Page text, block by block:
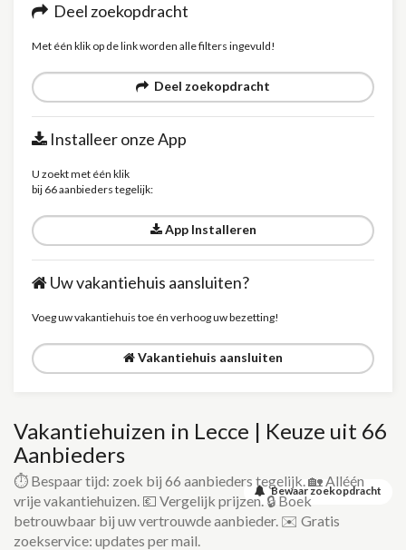
Deel zoekopdracht
Met één klik op de link worden alle filters ingevuld!
Deel zoekopdracht
Installeer onze App
U zoekt met één klik
bij 66 aanbieders tegelijk:
App Installeren
Uw vakantiehuis aansluiten?
Voeg uw vakantiehuis toe én verhoog uw bezetting!
Vakantiehuis aansluiten
Bewaar zoekopdracht
Vakantiehuizen in Lecce | Keuze uit 66
Aanbieders
⏱️ Bespaar tijd: zoek bij 66 aanbieders tegelijk. 🏡 Alléén
vrije vakantiehuizen. 💶 Vergelijk prijzen. 🔒 Boek
betrouwbaar bij uw vertrouwde aanbieder. ✉️ Gratis
zoekservice: updates per mail.